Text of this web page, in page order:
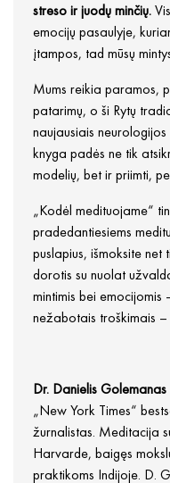
streso ir juodų minčių.
emocijų pasaulyje,
įtampos, tad mūsų
Mums reikia paramos,
patarimų, o ši Rytų
naujausiais
knyga padės ne tik
modelių, bet ir priimti,
„Kodėl medituojame“
pradedantiesiems
puslapius, išmoksite
dorotis su nuolat
mintimis bei emocijomis
nežabotais troškimais
Dr. Danielis Golemanas
„New York Times“
žurnalistas. Meditacija
Harvarde, baigęs
praktikoms Indijoje. D.